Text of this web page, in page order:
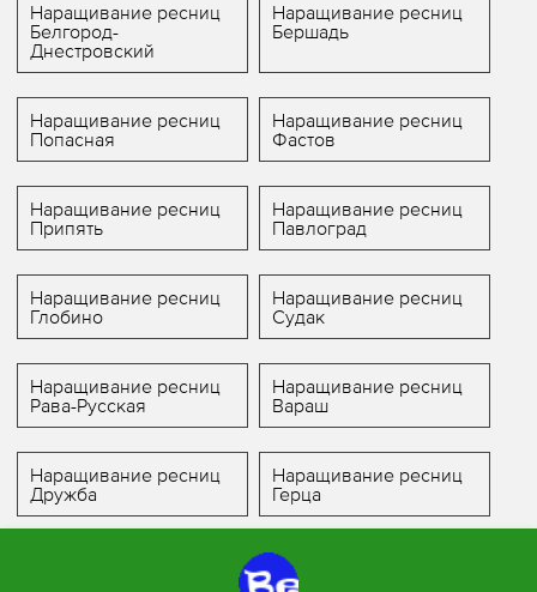
Наращивание ресниц
Белгород-
Днестровский
Наращивание ресниц
Бершадь
Наращивание ресниц
Попасная
Наращивание ресниц
Фастов
Наращивание ресниц
Припять
Наращивание ресниц
Павлоград
Наращивание ресниц
Глобино
Наращивание ресниц
Судак
Наращивание ресниц
Рава-Русская
Наращивание ресниц
Вараш
Наращивание ресниц
Дружба
Наращивание ресниц
Герца